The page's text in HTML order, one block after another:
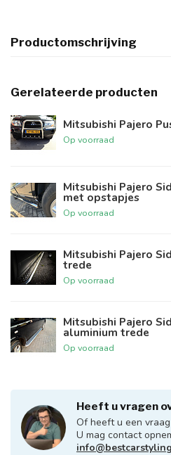
Productomschrijving
Gerelateerde producten
Mitsubishi Pajero
Op voorraad
Mitsubishi Pajero
met opstapjes
Op voorraad
Mitsubishi Pajero
trede
Op voorraad
Mitsubishi Pajero
aluminium trede
Op voorraad
Heeft u vragen
Of heeft u een
U mag contact